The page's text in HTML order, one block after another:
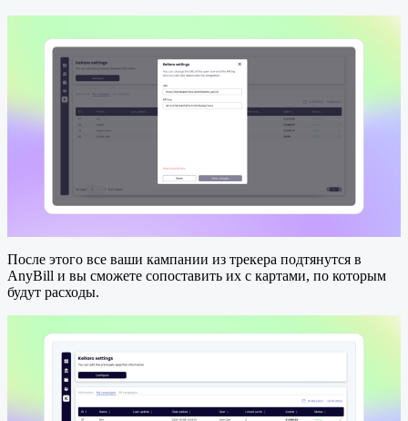
После этого все ваши кампании из трекера подтянутся в
AnyBill и вы сможете сопоставить их с картами, по которым
будут расходы.